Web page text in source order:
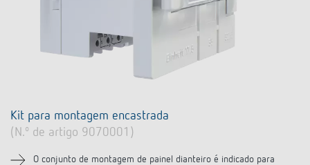
Kit para montagem encastrada
(N.º de artigo 9070001)
O conjunto de montagem de painel dianteiro é indicado para